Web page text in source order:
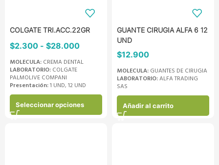
COLGATE TRI.ACC.22GR
$2.300 - $28.000
MOLECULA: CREMA DENTAL
LABORATORIO: COLGATE
PALMOLIVE COMPANI
Presentación:1 UND, 12 UND
Seleccionar opciones
GUANTE CIRUGIA ALFA 6 12
UND
$12.900
MOLECULA: GUANTES DE CIRUGIA
LABORATORIO:ALFA TRADING
SAS
Añadir al carrito